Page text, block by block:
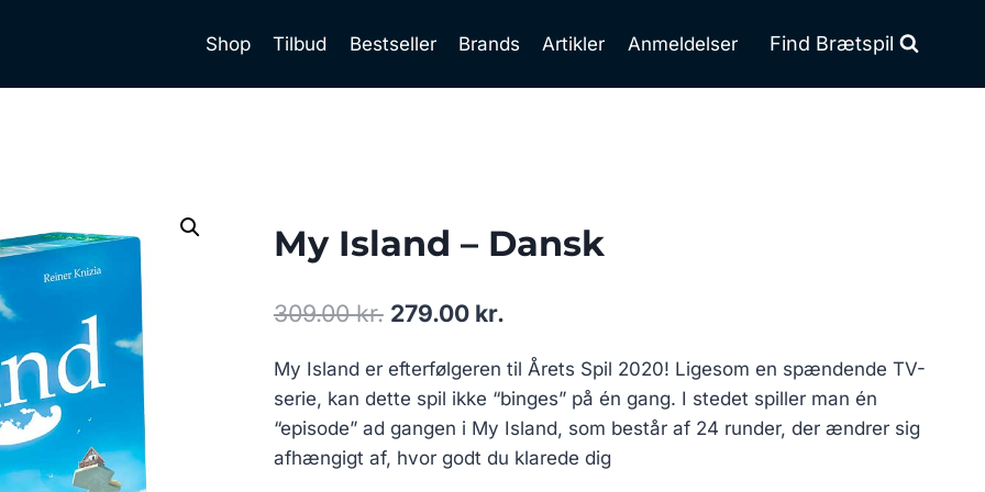
Shop Tilbud Bestseller Brands Artikler Anmeldelser Find Brætspil
My Island – Dansk
309.00kr. Den
pris
var:
309.00 kr..
279.00 kr.
pris
er:
279.00 kr..
My Island er efterfølgeren til Årets Spil 2020! Ligesom en spændende TV-
serie, kan dette spil ikke “binges” på én gang. I stedet spiller man én
“episode” ad gangen i My Island, som består af 24 runder, der ændrer sig
afhængigt af, hvor godt du klarede dig